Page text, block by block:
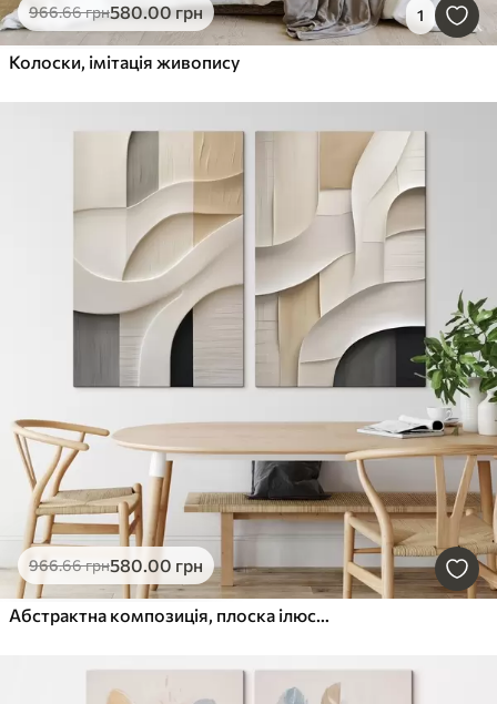
966.66грн580.00грн 1
Колоски, імітація живопису
966.66грн580.00 грн
Абстрактна композиція, плоска ілюстрація